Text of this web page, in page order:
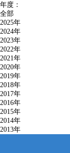
年度：
全部
2025年
2024年
2023年
2022年
2021年
2020年
2019年
2018年
2017年
2016年
2015年
2014年
2013年